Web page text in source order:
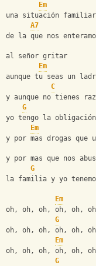
Em
una situación familiar
A7
de la que nos
al señor gritar
Em
aunque tu seas un
C
y aunque no tienes
G
yo tengo la
Em
y por mas drogas que
y por mas que nos
G
la familia y yo
Em
oh, oh, oh, oh, oh,
G
oh, oh, oh, oh, oh,
Em
oh, oh, oh, oh, oh,
G